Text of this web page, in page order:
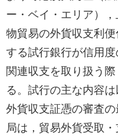
ー・ベイ・エリア）
物貿易の外貨収支利
する試行銀行が信用
関連収支を取り扱う
る。試行の主な内容
外貨収支証憑の審査
局は，貿易外貨受取